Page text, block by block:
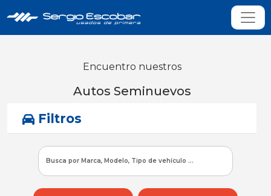
Encuentro nuestros
Autos Seminuevos
Filtros